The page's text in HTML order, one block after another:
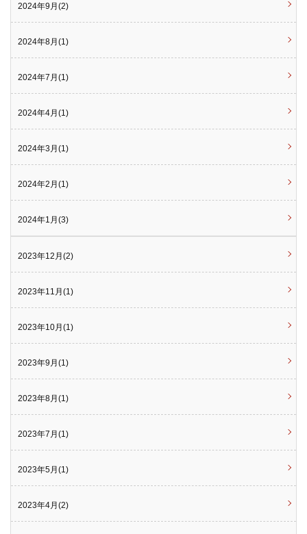
2024年9月(2)
2024年8月(1)
2024年7月(1)
2024年4月(1)
2024年3月(1)
2024年2月(1)
2024年1月(3)
2023年12月(2)
2023年11月(1)
2023年10月(1)
2023年9月(1)
2023年8月(1)
2023年7月(1)
2023年5月(1)
2023年4月(2)